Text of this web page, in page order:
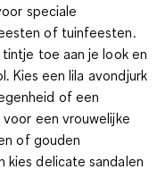
speciale
of tuinfeesten.
toe aan je look en
Kies een lila avondjurk
of een
een vrouwelijke
of gouden
kies delicate sandalen